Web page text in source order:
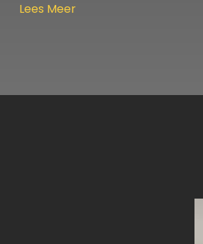
Lees Meer